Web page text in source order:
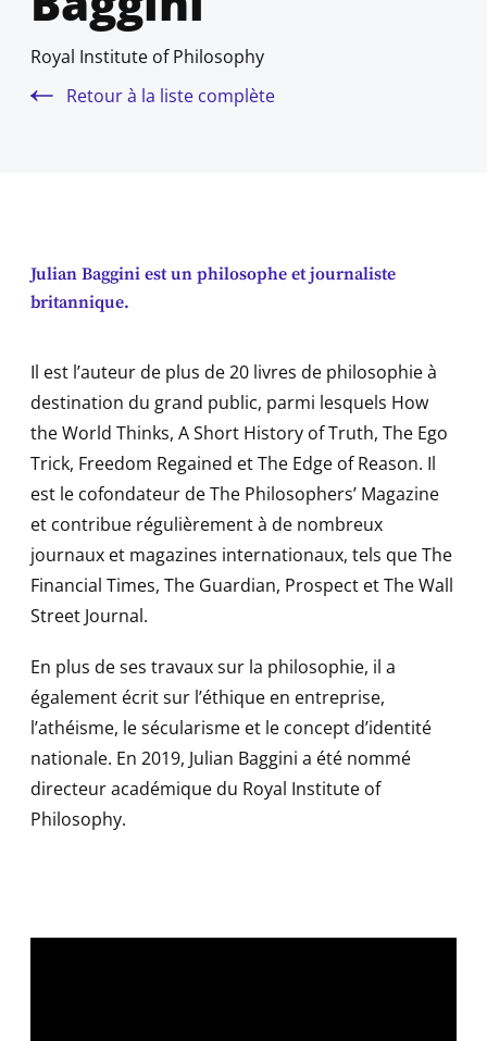
Royal Institute of Philosophy
Retour à la liste complète
Julian Baggini est un philosophe et journaliste
britannique.
Il est l’auteur de plus de 20 livres de philosophie à
destination du grand public, parmi lesquels How
the World Thinks, A Short History of Truth, The Ego
Trick, Freedom Regained et The Edge of Reason. Il
est le cofondateur de The Philosophers’ Magazine
et contribue régulièrement à de nombreux
journaux et magazines internationaux, tels que The
Financial Times, The Guardian, Prospect et The Wall
Street Journal.
En plus de ses travaux sur la philosophie, il a
également écrit sur l’éthique en entreprise,
l’athéisme, le sécularisme et le concept d’identité
nationale. En 2019, Julian Baggini a été nommé
directeur académique du Royal Institute of
Philosophy.